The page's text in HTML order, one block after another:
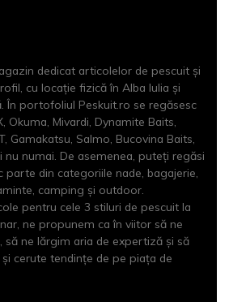
dedicat articolelor de pescuit şi
cu locaţie fizică în Alba Iulia și
În portofoliul Peskuit.ro se regăsesc
Okuma, Mivardi, Dynamite Baits,
Gamakatsu, Salmo, Bucovina Baits,
nu numai. De asemenea, puteți regăsi
parte din categoriile nade, bagajerie,
camping și outdoor.
pentru cele 3 stiluri de pescuit la
ne propunem ca în viitor să ne
să ne lărgim aria de expertiză şi să
cerute tendinţe de pe piaţa de